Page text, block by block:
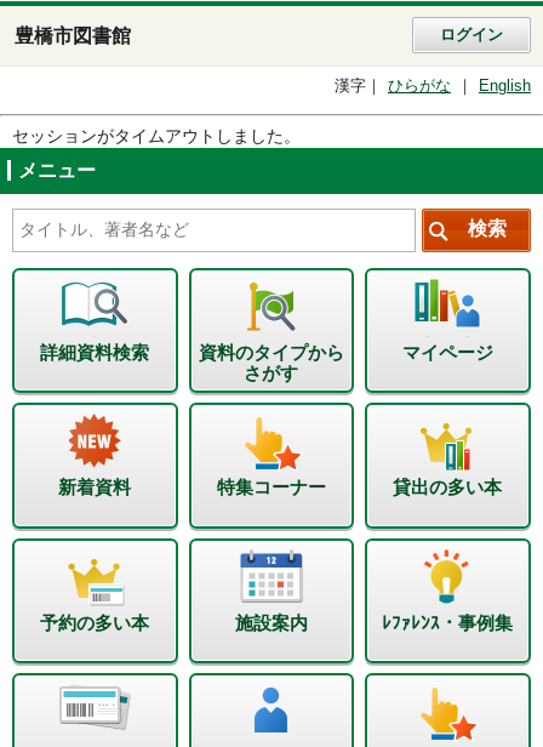
豊橋市図書館 ログイン
漢字 ひらがな English
セッションがタイムアウトしました。
メニュー
詳細資料検索
資料のタイプから
さがす
マイページ
新着資料 特集コーナー 貸出の多い本
予約の多い本 施設案内 ﾚﾌｧﾚﾝｽ・事例集